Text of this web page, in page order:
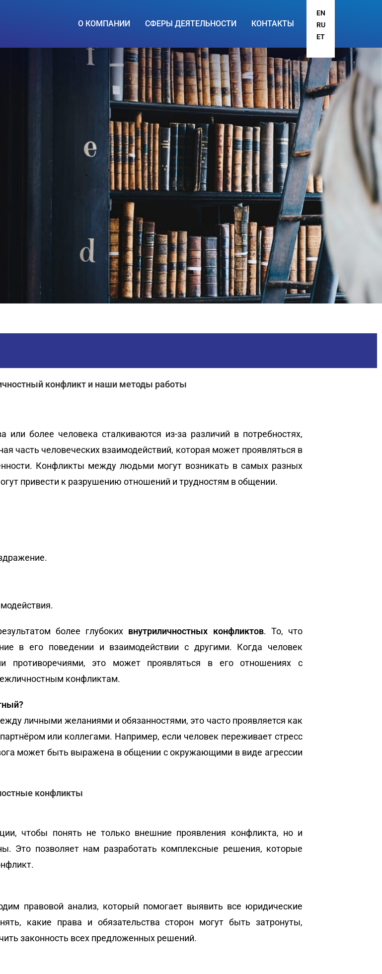
О КОМПАНИИ СФЕРЫ ДЕЯТЕЛЬНОСТИ КОНТАКТЫ
EN
RU
ET
конфликт и наши методы работы
более человека сталкиваются из-за различий в потребностях,
часть человеческих взаимодействий, которая может проявляться в
Конфликты между людьми могут возникать в самых разных
привести к разрушению отношений и трудностям в общении.
более глубоких внутриличностных конфликтов. То, что
в его поведении и взаимодействии с другими. Когда человек
противоречиями, это может проявляться в его отношениях с
конфликтам.
личными желаниями и обязанностями, это часто проявляется как
или коллегами. Например, если человек переживает стресс
может быть выражена в общении с окружающими в виде агрессии
конфликты
чтобы понять не только внешние проявления конфликта, но и
Это позволяет нам разработать комплексные решения, которые
правовой анализ, который помогает выявить все юридические
какие права и обязательства сторон могут быть затронуты,
законность всех предложенных решений.